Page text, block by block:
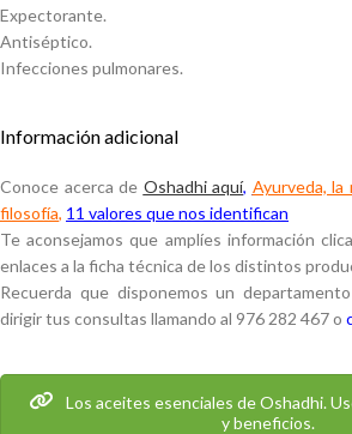
Expectorante.
Antiséptico.
Infecciones pulmonares.
Información adicional
Conoce acerca de Oshadhi aquí, Ayurveda,
filosofía, 11 valores que nos identifican
Te aconsejamos que amplíes información
enlaces a la ficha técnica de los distintos
Recuerda que disponemos un
dirigir tus consultas llamando al 976 282 467 o
Los aceites esenciales de Oshadhi.
y beneficios.